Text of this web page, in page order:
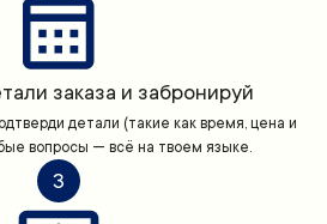
заказа и забронируй
детали (такие как время, цена и
вопросы — всё на твоем языке.
3